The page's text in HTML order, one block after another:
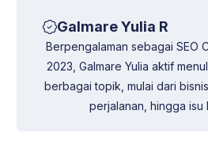
Galmare Yulia R
Berpengalaman sebagai SEO
2023, Galmare Yulia aktif
berbagai topik, mulai dari
perjalanan, hingga isu